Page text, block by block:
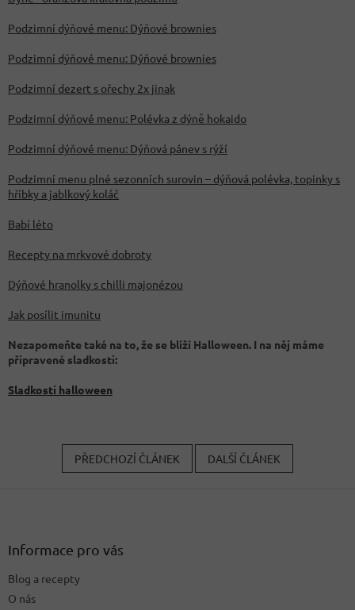
Podzimní dýňové menu: Dýňové brownies
Podzimní dýňové menu: Dýňové brownies
Podzimní dezert s ořechy 2x jinak
Podzimní dýňové menu: Polévka z dýně hokaido
Podzimní dýňové menu: Dýňová pánev s rýží
Podzimní menu plné sezonních surovin – dýňová polévka, topinky s
hříbky a jablkový koláč
Babí léto
Recepty na mrkvové dobroty
Dýňové hranolky s chilli majonézou
Jak posílit imunitu
Nezapomeňte také na to, že se blíží Halloween. I na něj máme
připravené sladkosti:
Sladkosti halloween
PŘEDCHOZÍ ČLÁNEK DALŠÍ ČLÁNEK
Informace pro vás
Blog a recepty
O nás